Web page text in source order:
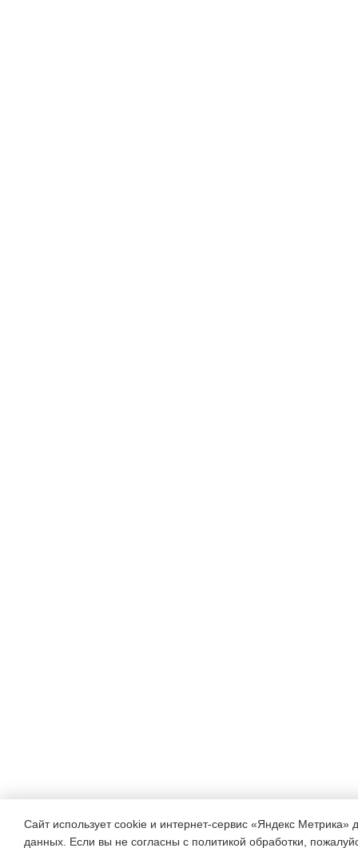
Сайт использует cookie и интернет-сервис «Яндекс Метрика»
данных. Если вы не согласны с политикой обработки,